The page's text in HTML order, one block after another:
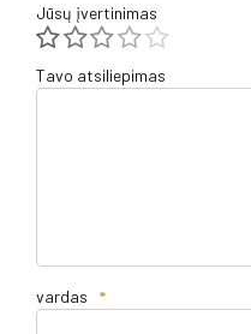
Jūsų įvertinimas
Tavo atsiliepimas
vardas *